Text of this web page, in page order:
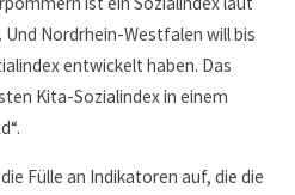
Nordrhein-Westfalen will bis
entwickelt haben. Das
Kita-Sozialindex in einem
Fülle an Indikatoren auf, die die